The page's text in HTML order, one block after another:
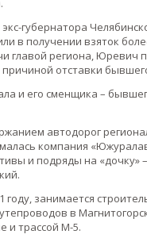
губернатора
в получении взяток
главой региона,
отставки
и его сменщика –
автодорог
компания
и подряды на
году, занимается
в
и трассой М-5.